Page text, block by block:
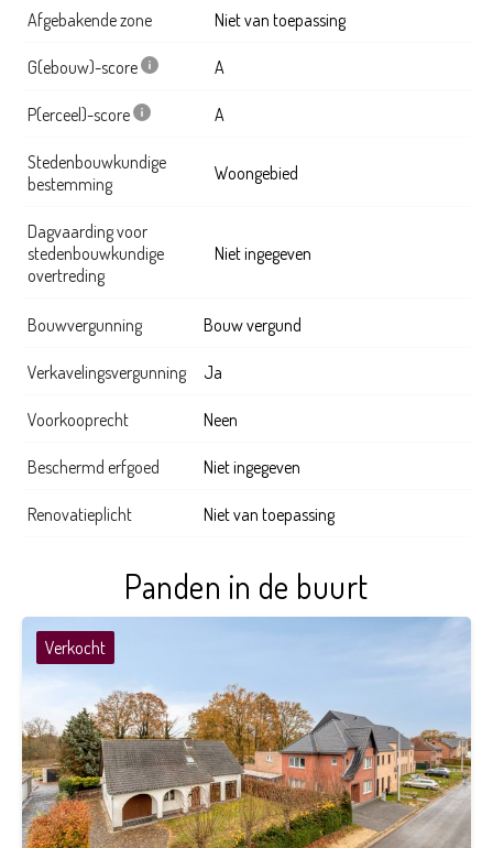
Afgebakende zone Niet van toepassing
G(ebouw)-score A
P(erceel)-score A
Stedenbouwkundige
bestemming
Woongebied
Dagvaarding voor
stedenbouwkundige
overtreding
Niet ingegeven
Bouwvergunning Bouw vergund
Verkavelingsvergunning Ja
Voorkooprecht Neen
Beschermd erfgoed Niet ingegeven
Renovatieplicht Niet van toepassing
Panden in de buurt
Verkocht
4
1
1.596 m²
198 m²